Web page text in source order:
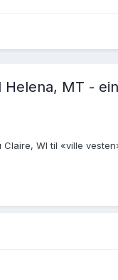
Helena, MT -
WI til «ville